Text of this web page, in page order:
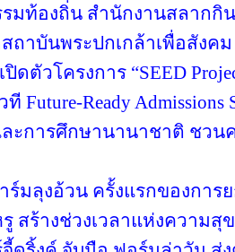
มท้องถิ่น สำนักงานสลากกิน
าบันพระปกเกล้าเพื่อสังคม
ปิดตัวโครงการ “SEED
ที Future-Ready
ะการศึกษานานาชาติ ชวน
าร์มลุงอ้วน ครั้งแรกของกา
สร้างช่วงเวลาแห่งความสุ